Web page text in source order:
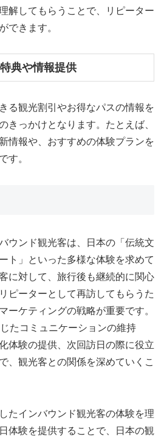
解してもらうことで、リピーター
できます。
典や情報提供
る観光割引やお得なパスの情報を
きっかけとなります。たとえば、
情報や、おすすめの体験プランを
す。
ウンド観光客は、日本の「伝統文
ト」といった多様な体験を求めて
に対して、旅行後も継続的に関心
ピーターとして再訪してもらうた
ーケティングの戦略が重要です。
たコミュニケーションの維持
体験の提供、次回訪日の際に役立
、観光客との関係を深めていくこ
たインバウンド観光客の体験を理
体験を提供することで、日本の観